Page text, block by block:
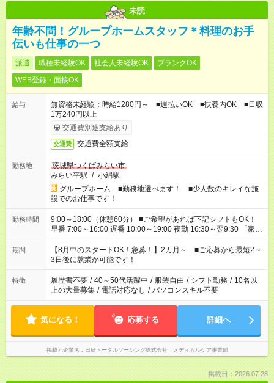
未読
年齢不問！グループホームスタッフ＊料理のお手
伝いも仕事の一つ
派遣 職種未経験OK 社会人未経験OK
ブランクOK
WEB登録・面接OK
給与
無資格未経験：時給1280円～ ■週払いOK ■扶養内OK ■日収
1万240円以上
交通費別途支給あり
交通費 交通費全額支給
勤務地
茨城県つくばみらい市
みらい平駅 / 小絹駅
グループホーム ■勤務地選べます！ ■少人数のキレイな施
設でのお仕事です！
勤務時間
9:00～18:00（休憩60分） ■ご希望があれば下記シフトもOK！
早番 7:00～16:00 遅番 10:00～19:00 夜勤 16:30～翌9:30 「家族
と休みを合わせたい」 「余裕を持って夕飯の準備がしたい」
「できれば残業はしたくない」 など、ご希望を教えてください
ね。 ※Wワーク希望の方へ 今ご覧のお仕事で希望する勤務時間
と、もう1つのお仕事の勤務時間。 合計で週40時間を超える場
合は応募できません。
期間
【8月中のスタートOK！急募！】2カ月～ ■ご応募から最短2～
3日後に就業が可能です！
特徴 履歴書不要 / 40～50代活躍中 / 服装自由 / シフト勤務 / 10名以
上の大量募集 / 電話対応なし / パソコンスキル不要
気になる！ 応募する 詳細へ
掲載元企業名 日研トータルソーシング株式会社 メディカルケア事業部
掲載日：2026.07.28